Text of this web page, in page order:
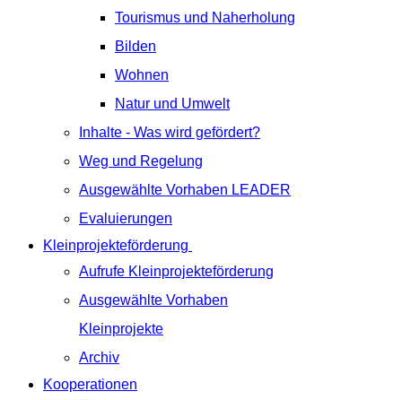
Tourismus und Naherholung
Bilden
Wohnen
Natur und Umwelt
Inhalte - Was wird gefördert?
Weg und Regelung
Ausgewählte Vorhaben LEADER
Evaluierungen
Kleinprojekteförderung
Aufrufe Kleinprojekteförderung
Ausgewählte Vorhaben
Kleinprojekte
Archiv
Kooperationen